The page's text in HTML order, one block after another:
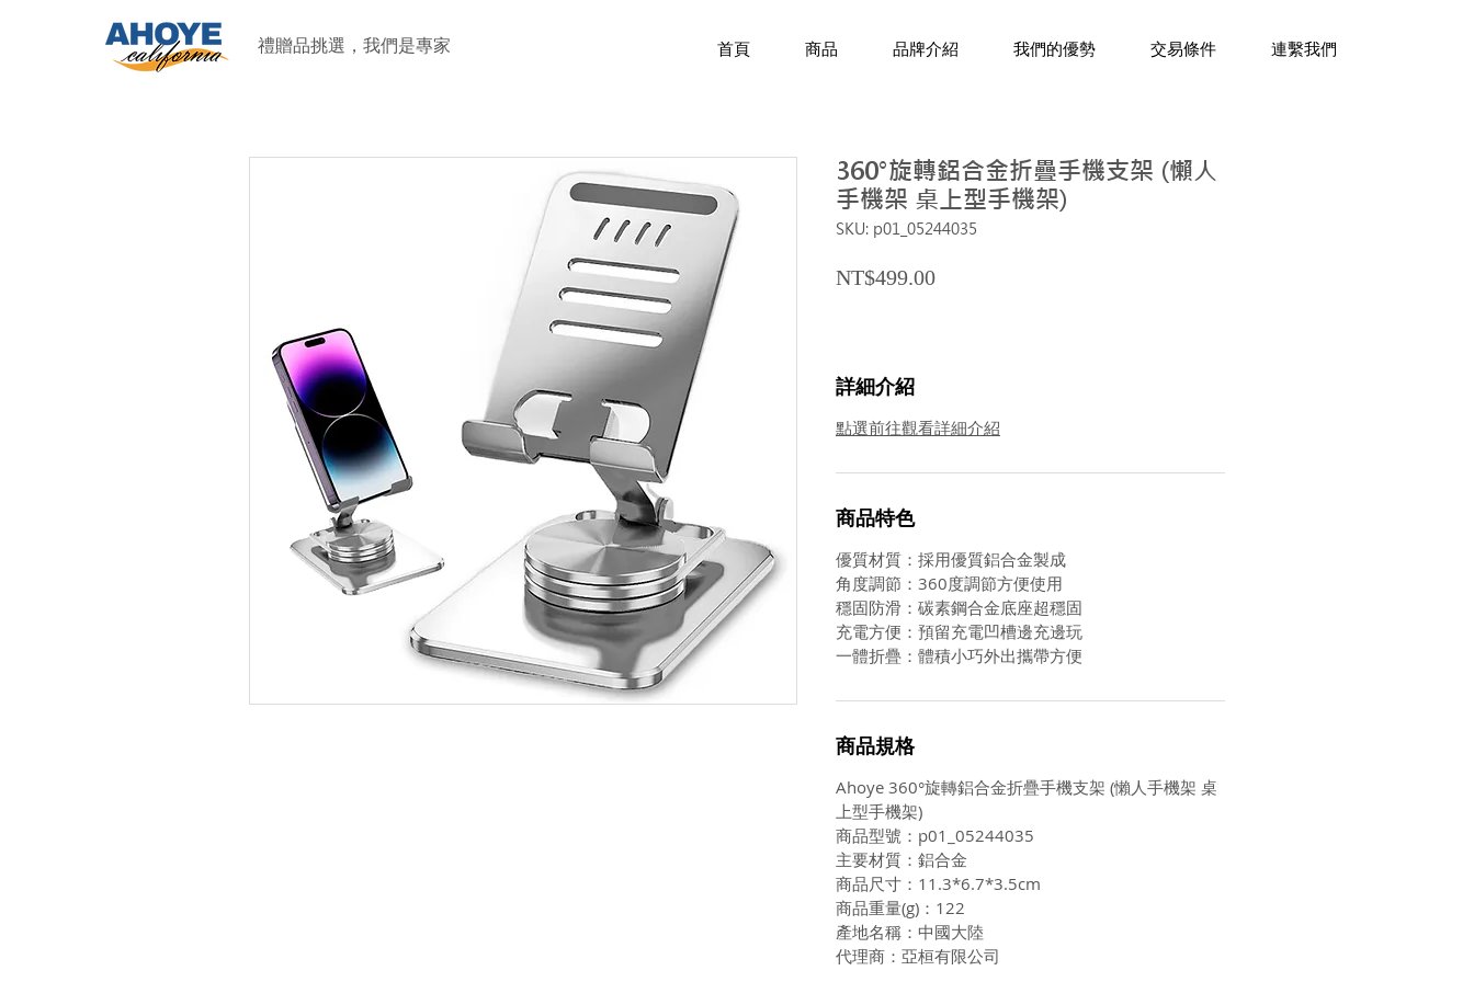
禮贈品挑選，我們是專家 首頁 商品 品牌介紹 我們的優勢 交易條件 連繫我們
360°旋轉鋁合金折疊手機支架 (懶人
手機架 桌上型手機架)
SKU: p01_05244035
NT$499.00Price
詳細介紹
點選前往觀看詳細介紹
商品特色
優質材質：採用優質鋁合金製成
角度調節：360度調節方便使用
穩固防滑：碳素鋼合金底座超穩固
充電方便：預留充電凹槽邊充邊玩
一體折疊：體積小巧外出攜帶方便
商品規格
Ahoye 360°旋轉鋁合金折疊手機支架 (懶人手機架 桌
上型手機架)
商品型號：p01_05244035
主要材質：鋁合金
商品尺寸：11.3*6.7*3.5cm
商品重量(g)：122
產地名稱：中國大陸
代理商：亞桓有限公司